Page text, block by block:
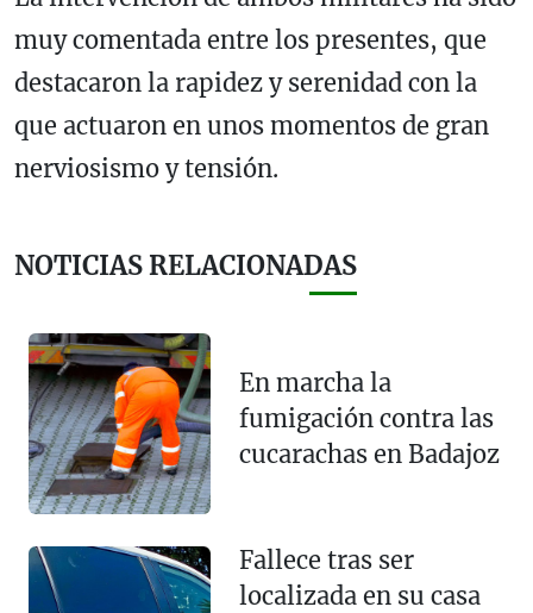
muy comentada entre los presentes, que
destacaron la rapidez y serenidad con la
que actuaron en unos momentos de gran
nerviosismo y tensión.
NOTICIAS RELACIONADAS
En marcha la
fumigación contra las
cucarachas en Badajoz
Fallece tras ser
localizada en su casa